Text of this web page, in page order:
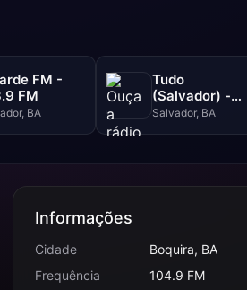
FM -
FM
BA
Tudo
(Salvador) -
102.5 FM
Salvador, BA
Informações
Cidade
Boquira, BA
Frequência
104.9 FM